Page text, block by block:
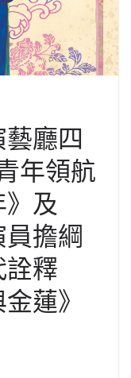
廳四
年領航
》及
員擔綱
釋
蓮》